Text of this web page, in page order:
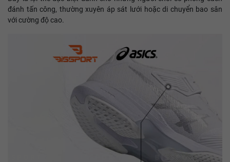
đánh tấn công, thường xuyên áp sát lưới hoặc di chuyển bao sân
với cường độ cao.